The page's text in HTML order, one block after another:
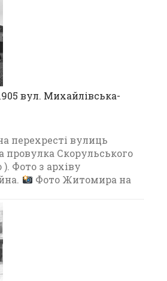
вул. Михайлівська-
перехресті вулиць
провулка Скорульського
). Фото з архіву
Фото Житомира на